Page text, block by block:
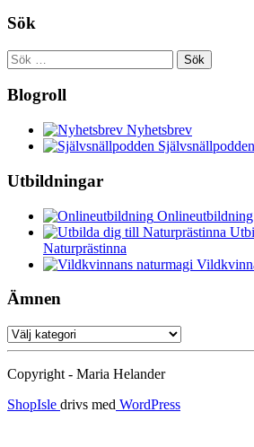
Sök
Sök
efter:
Blogroll
Nyhetsbrev
Självsnällpodden
Utbildningar
Onlineutbildning
Naturprästinna
Ämnen
Ämnen
Copyright - Maria Helander
ShopIsle drivs med WordPress